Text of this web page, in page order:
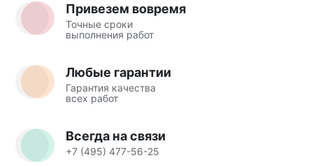
Привезем вовремя
Точные сроки
выполнения работ
Любые гарантии
Гарантия качества
всех работ
Всегда на связи
+7 (495) 477-56-25